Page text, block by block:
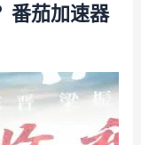
番茄加速器